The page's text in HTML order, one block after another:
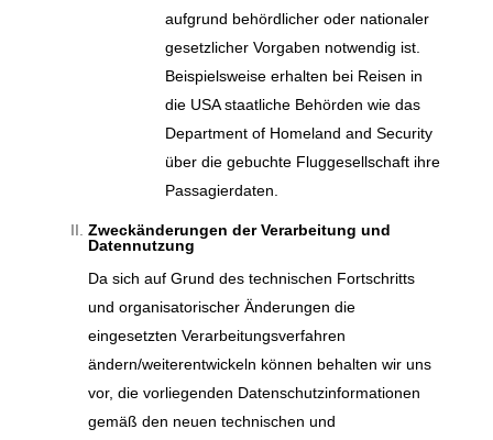
aufgrund behördlicher oder nationaler
gesetzlicher Vorgaben notwendig ist.
Beispielsweise erhalten bei Reisen in
die USA staatliche Behörden wie das
Department of Homeland and Security
über die gebuchte Fluggesellschaft ihre
Passagierdaten.
Zweckänderungen der Verarbeitung und
Datennutzung
Da sich auf Grund des technischen Fortschritts
und organisatorischer Änderungen die
eingesetzten Verarbeitungsverfahren
ändern/weiterentwickeln können behalten wir uns
vor, die vorliegenden Datenschutzinformationen
gemäß den neuen technischen und